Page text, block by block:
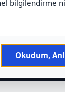
bilgilendirme
Okudum,